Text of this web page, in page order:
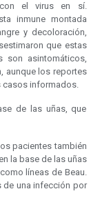
el virus en sí.
inmune montada
y decoloración,
que estas
son asintomáticos,
aunque los reportes
casos informados.
de las uñas, que
pacientes también
la base de las uñas
líneas de Beau.
de una infección por